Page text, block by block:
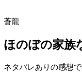
蒼龍
ほのぼの家族
ネタバレありの感想で